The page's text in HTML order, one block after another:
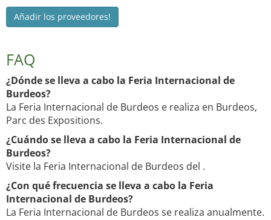
Añadir los proveedores!
FAQ
¿Dónde se lleva a cabo la Feria Internacional de
Burdeos?
La Feria Internacional de Burdeos e realiza en Burdeos,
Parc des Expositions.
¿Cuándo se lleva a cabo la Feria Internacional de
Burdeos?
Visite la Feria Internacional de Burdeos del .
¿Con qué frecuencia se lleva a cabo la Feria
Internacional de Burdeos?
La Feria Internacional de Burdeos se realiza anualmente.